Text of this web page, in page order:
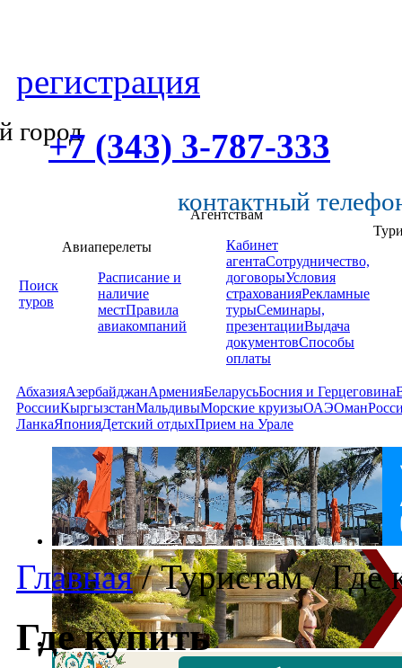
регистрация
город
+7 (343) 3-787-333
контактный
Поиск
туров
Авиаперелеты
Расписание и
наличие
местПравила
авиакомпаний
Агентствам
Кабинет
агентаСотрудничество,
договорыУсловия
страхованияРекламные
турыСеминары,
презентацииВыдача
документовСпособы
оплаты
АбхазияАзербайджанАрменияБеларусьБосния и Герцеговина
РоссииКыргызстанМальдивыМорские круизыОАЭОман
ЛанкаЯпонияДетский отдыхПрием на Урале
Главная /Туристам/Где
Где купить